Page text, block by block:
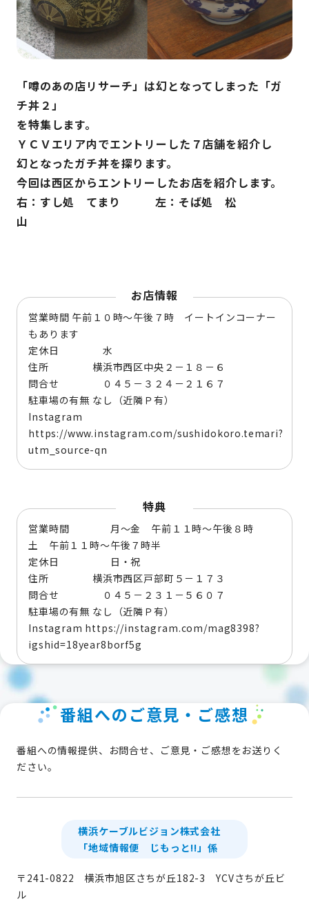
「噂のあの店リサーチ」は幻となってしまった「ガ
チ丼２」
を特集します。
ＹＣＶエリア内でエントリーした７店舗を紹介し
幻となったガチ丼を探ります。
今回は西区からエントリーしたお店を紹介します。
右：すし処 てまり 左：そば処 松
山
お店情報
営業時間 午前１０時～午後７時 イートインコーナー
もあります
定休日 水
住所 横浜市西区中央２－１８－６
問合せ ０４５－３２４－２１６７
駐車場の有無 なし（近隣Ｐ有）
Instagram
https://www.instagram.com/sushidokoro.temari?
utm_source-qn
特典
営業時間 月～金 午前１１時～午後８時
土 午前１１時～午後７時半
定休日 日・祝
住所 横浜市西区戸部町５－１７３
問合せ ０４５－２３１－５６０７
駐車場の有無 なし（近隣Ｐ有）
Instagram https://instagram.com/mag8398?
igshid=18year8borf5g
番組へのご意見・ご感想
番組への情報提供、お問合せ、ご意見・ご感想をお送りく
ださい。
横浜ケーブルビジョン株式会社
「地域情報便 じもっと!!」係
〒241-0822 横浜市旭区さちが丘182-3 YCVさちが丘ビ
ル